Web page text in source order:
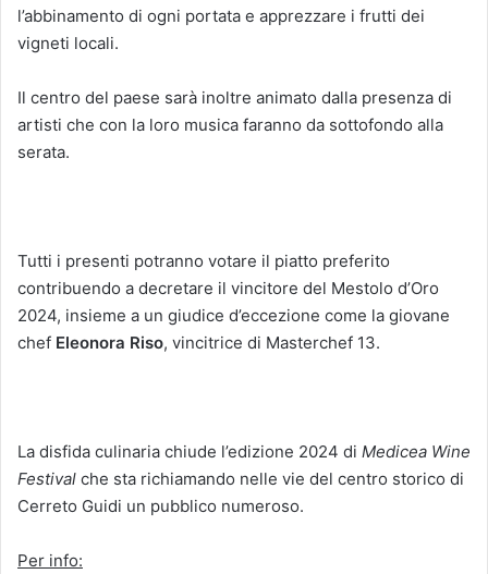
l’abbinamento di ogni portata e apprezzare i frutti dei
vigneti locali.
Il centro del paese sarà inoltre animato dalla presenza di
artisti che con la loro musica faranno da sottofondo alla
serata.
Tutti i presenti potranno votare il piatto preferito
contribuendo a decretare il vincitore del Mestolo d’Oro
2024, insieme a un giudice d’eccezione come la giovane
chef Eleonora Riso, vincitrice di Masterchef 13.
La disfida culinaria chiude l’edizione 2024 di Medicea Wine
Festival che sta richiamando nelle vie del centro storico di
Cerreto Guidi un pubblico numeroso.
Per info: